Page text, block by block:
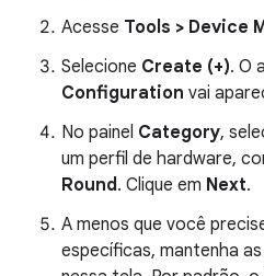
Acesse Tools > Device
Selecione Create (+). O
Configuration vai
No painel Category,
um perfil de hardware,
Round. Clique em Next.
A menos que você
específicas, mantenha